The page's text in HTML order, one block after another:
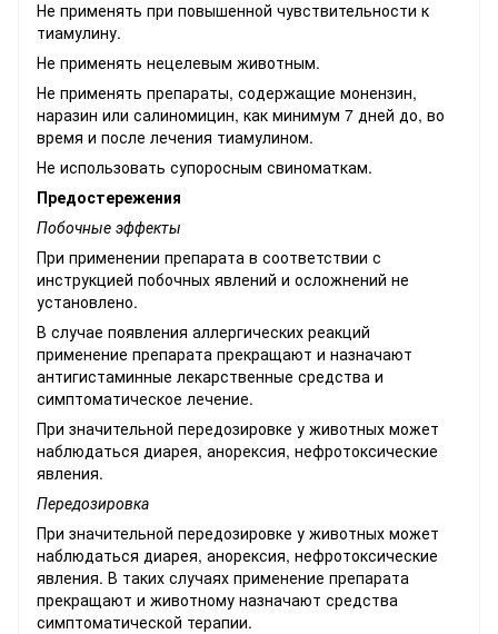
Не применять при повышенной чувствительности к
тиамулину.
Не применять нецелевым животным.
Не применять препараты, содержащие монензин,
наразин или салиномицин, как минимум 7 дней до, во
время и после лечения тиамулином.
Не использовать супоросным свиноматкам.
Предостережения
Побочные эффекты
При применении препарата в соответствии с
инструкцией побочных явлений и осложнений не
установлено.
В случае появления аллергических реакций
применение препарата прекращают и назначают
антигистаминные лекарственные средства и
симптоматическое лечение.
При значительной передозировке у животных может
наблюдаться диарея, анорексия, нефротоксические
явления.
Передозировка
При значительной передозировке у животных может
наблюдаться диарея, анорексия, нефротоксические
явления. В таких случаях применение препарата
прекращают и животному назначают средства
симптоматической терапии.